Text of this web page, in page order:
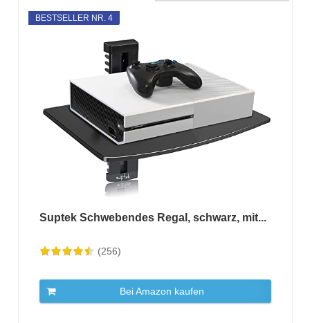
BESTSELLER NR. 4
Suptek Schwebendes Regal, schwarz, mit...
(256)
Bei Amazon kaufen